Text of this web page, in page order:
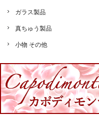
ガラス製品
真ちゅう製品
小物 その他